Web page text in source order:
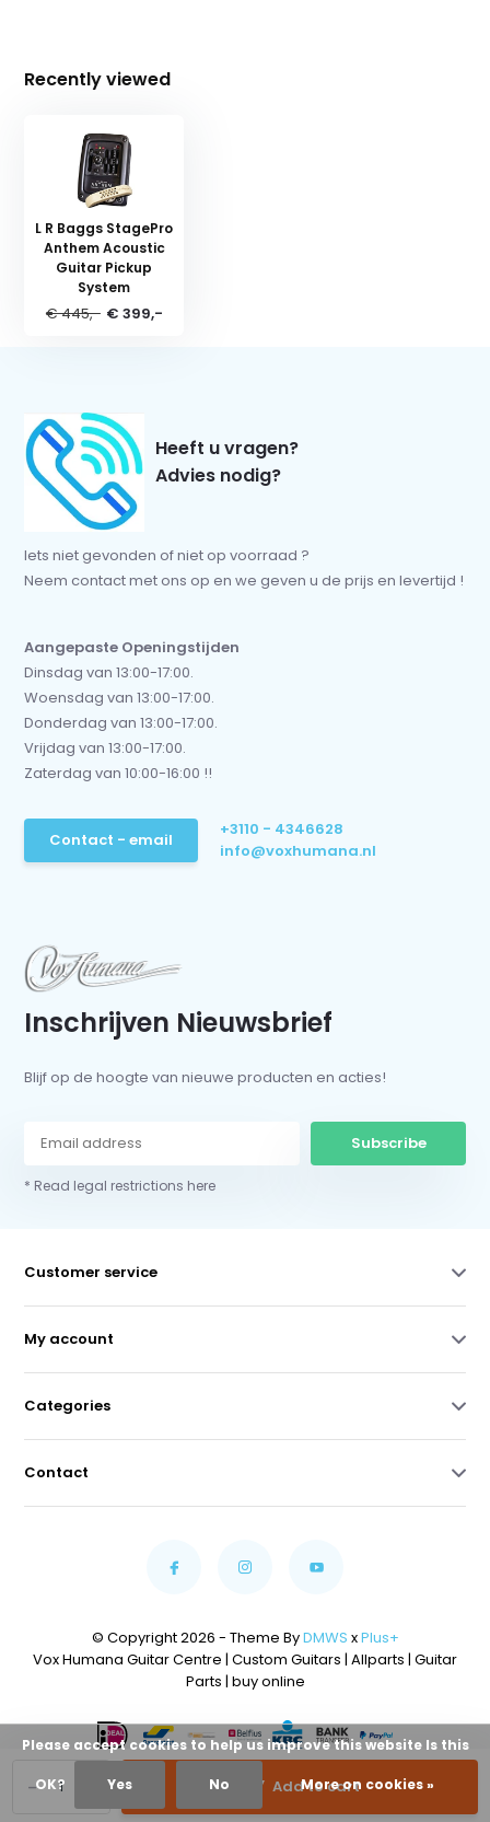
- Add to cart
Recently viewed
L R Baggs StagePro
Anthem Acoustic
Guitar Pickup
System
€ 445,- € 399,-
Heeft u vragen?
Advies nodig?
Iets niet gevonden of niet op voorraad ?
Neem contact met ons op en we geven u de prijs en levertijd !
Aangepaste Openingstijden
Dinsdag van 13:00-17:00.
Woensdag van 13:00-17:00.
Donderdag van 13:00-17:00.
Vrijdag van 13:00-17:00.
Zaterdag van 10:00-16:00 !!
Contact - email
+3110 - 4346628
info@voxhumana.nl
Inschrijven Nieuwsbrief
Blijf op de hoogte van nieuwe producten en acties!
Subscribe
* Read legal restrictions here
Customer service
My account
Categories
Contact
© Copyright 2026 - Theme ByDMWS xPlus+
Vox Humana Guitar Centre | Custom Guitars | Allparts | Guitar
Parts | buy online
Please accept cookies to help us improve this website Is this
OK? Yes No More on cookies »